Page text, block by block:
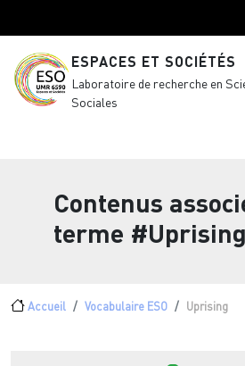
ESPACES ET SOCIÉTÉS
Laboratoire de recherche en
Sociales
Contenus
terme #Uprising
Fil d'Ariane
Accueil Vocabulaire ESO Uprising